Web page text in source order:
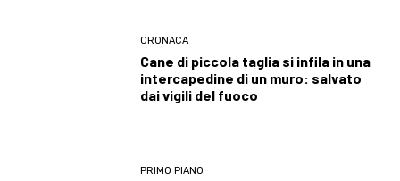
CRONACA
Cane di piccola taglia si infila in una
intercapedine di un muro: salvato
dai vigili del fuoco
PRIMO PIANO